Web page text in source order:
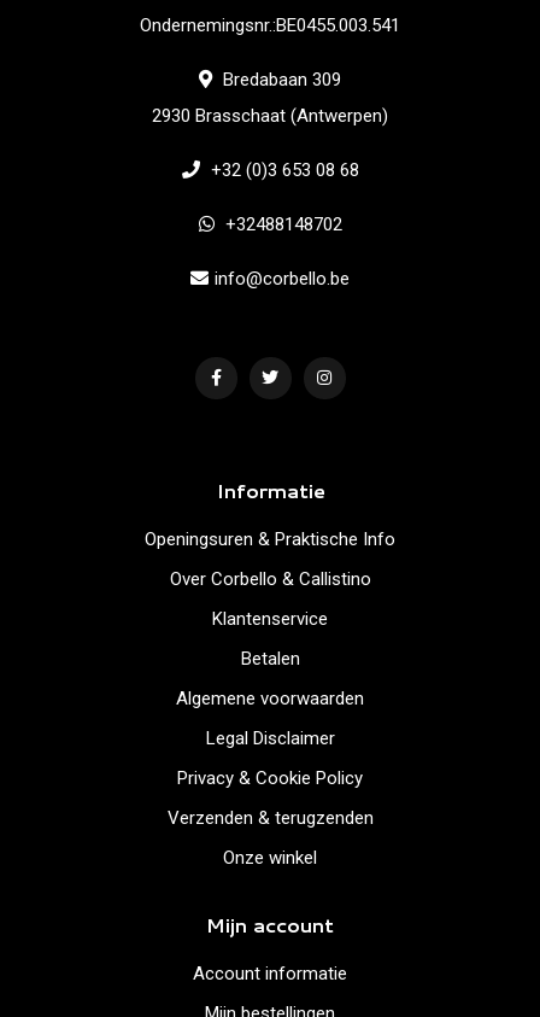
Ondernemingsnr.:BE0455.003.541
Bredabaan 309
2930 Brasschaat (Antwerpen)
+32 (0)3 653 08 68
+32488148702
info@corbello.be
Informatie
Openingsuren & Praktische Info
Over Corbello & Callistino
Klantenservice
Betalen
Algemene voorwaarden
Legal Disclaimer
Privacy & Cookie Policy
Verzenden & terugzenden
Onze winkel
Mijn account
Account informatie